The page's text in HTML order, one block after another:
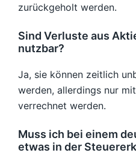
zurückgeholt werden.
Sind Verluste aus
nutzbar?
Ja, sie können zeitlich
werden, allerdings nur
verrechnet werden.
Muss ich bei einem
etwas in der